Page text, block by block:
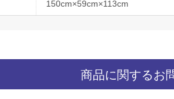
150cm×59cm×113cm
商品に関するお